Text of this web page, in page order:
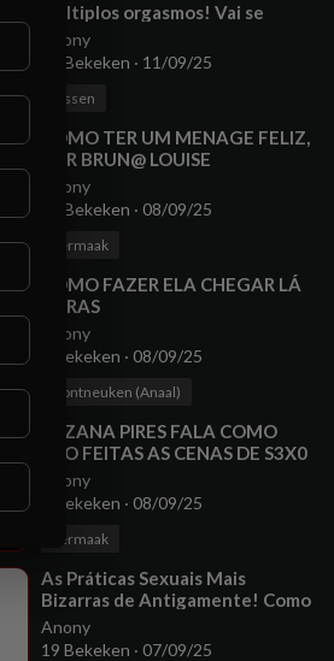
múltiplos orgasmos! Vai se
derramar por você!!
Anony
15 Bekeken · 11/09/25
Pissen
⁣COMO TER UM MENAGE FELIZ,
POR BRUN@ LOUISE
Anony
11 Bekeken · 08/09/25
vermaak
⁣COMO FAZER ELA CHEGAR LÁ
ATRAS
Anony
8 Bekeken · 08/09/25
Kontneuken (Anaal)
⁣SUZANA PIRES FALA COMO
SÃO FEITAS AS CENAS DE S3X0
NAS NOVELAS
Anony
7 Bekeken · 08/09/25
vermaak
⁣As Práticas Sexuais Mais
Bizarras de Antigamente! Como
essa história que era feia
Anony
19 Bekeken · 07/09/25